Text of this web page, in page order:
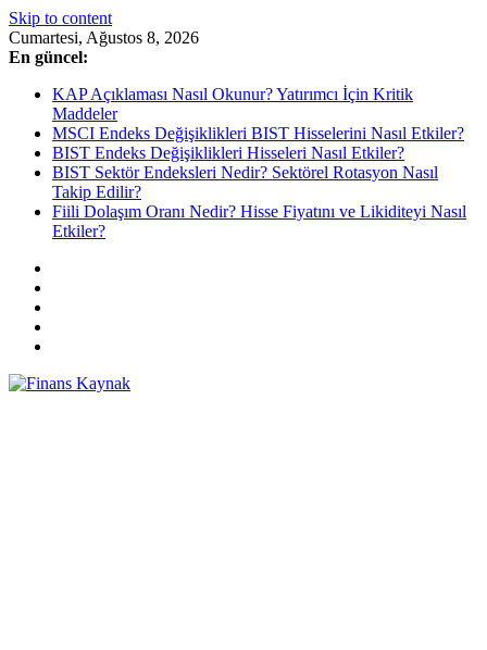
Skip to content
Cumartesi, Ağustos 8, 2026
En güncel:
KAP Açıklaması Nasıl Okunur? Yatırımcı İçin Kritik
Maddeler
MSCI Endeks Değişiklikleri BIST Hisselerini Nasıl Etkiler?
BIST Endeks Değişiklikleri Hisseleri Nasıl Etkiler?
BIST Sektör Endeksleri Nedir? Sektörel Rotasyon Nasıl
Takip Edilir?
Fiili Dolaşım Oranı Nedir? Hisse Fiyatını ve Likiditeyi Nasıl
Etkiler?